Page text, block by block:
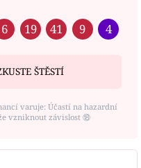
6 19 41 9 4
ŠTĚSTÍ
varuje: Účastí na hazardní
vzniknout závislost ⑱